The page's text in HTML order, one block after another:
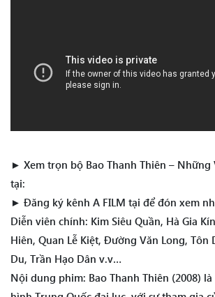
► Xem trọn bộ Bao Thanh Thiên – Những
tại:
► Đăng ký kênh A FILM tại để đón xem
Diễn viên chính: Kim Siêu Quần, Hà Gia
Hiên, Quan Lễ Kiệt, Đường Văn Long, Tôn
Du, Trần Hạo Dân v.v…
Nội dung phim: Bao Thanh Thiên (2008)